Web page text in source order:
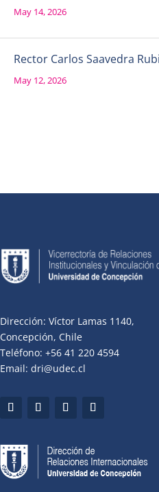
May 14, 2026
Rector Carlos Saavedra
May 12, 2026
Dirección: Víctor Lamas 1140,
Concepción, Chile
Teléfono: +56 41 220 4594
Email: dri@udec.cl